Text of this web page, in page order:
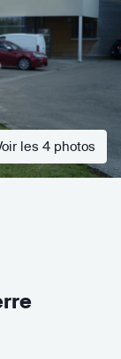
les 4 photos